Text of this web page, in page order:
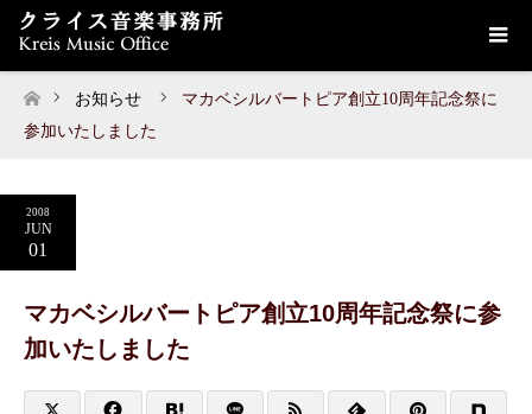
ホーム
お知らせ
マカベシルバートピア創立10周年記念祭に
参加いたしました
2008
JUN
01
マカベシルバートピア創立10周年記念祭に参
加いたしました